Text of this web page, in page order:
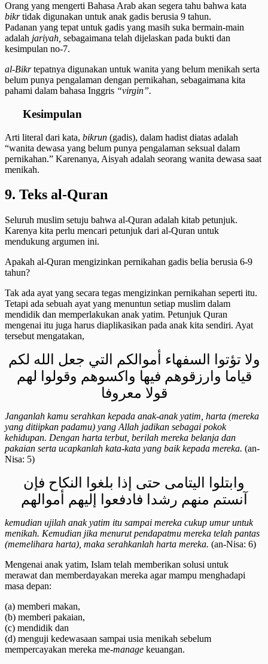
Orang yang mengerti Bahasa Arab akan segera tahu bahwa kata
bikrtidak digunakan untuk anak gadis berusia 9 tahun.
Padanan yang tepat untuk gadis yang masih suka bermain-main
adalah jariyah, sebagaimana telah dijelaskan pada bukti dan
kesimpulan no-7.
al-Bikrtepatnya digunakan untuk wanita yang belum menikah serta
belum punya pengalaman dengan pernikahan, sebagaimana kita
pahami dalam bahasa Inggris “virgin”.
Kesimpulan
Arti literal dari kata, bikrun (gadis), dalam hadist diatas adalah
“wanita dewasa yang belum punya pengalaman seksual dalam
pernikahan.” Karenanya, Aisyah adalah seorang wanita dewasa saat
menikah.
9. Teks al-Quran
Seluruh muslim setuju bahwa al-Quran adalah kitab petunjuk.
Karenya kita perlu mencari petunjuk dari al-Quran untuk
mendukung argumen ini.
Apakah al-Quran mengizinkan pernikahan gadis belia berusia 6-9
tahun?
Tak ada ayat yang secara tegas mengizinkan pernikahan seperti itu.
Tetapi ada sebuah ayat yang menuntun setiap muslim dalam
mendidik dan memperlakukan anak yatim. Petunjuk Quran
mengenai itu juga harus diaplikasikan pada anak kita sendiri. Ayat
tersebut mengatakan,
ولا تؤتوا السفهاء أموالكم التي جعل الله لكم
قياما وارزقوهم فيها واكسوهم وقولوا لهم
قولا معروفا
Janganlah kamu serahkan kepada anak-anak yatim, harta (mereka
yang ditiipkan padamu) yang Allah jadikan sebagai pokok
kehidupan. Dengan harta terbut, berilah mereka belanja dan
pakaian serta ucapkanlah kata-kata yang baik kepada mereka. (an-
Nisa: 5)
وابتلوا اليتامى حتى إذا بلغوا النكاح فإن
آنستم منهم رشدا فادفعوا إليهم أموالهم
kemudian ujilah anak yatim itu sampai mereka cukup umur untuk
menikah. Kemudian jika menurut pendapatmu mereka telah pantas
(memelihara harta), maka serahkanlah harta mereka. (an-Nisa: 6)
Mengenai anak yatim, Islam telah memberikan solusi untuk
merawat dan memberdayakan mereka agar mampu menghadapi
masa depan:
(a) memberi makan,
(b) memberi pakaian,
(c) mendidik dan
(d) menguji kedewasaan sampai usia menikah sebelum
mempercayakan mereka me-manage keuangan.